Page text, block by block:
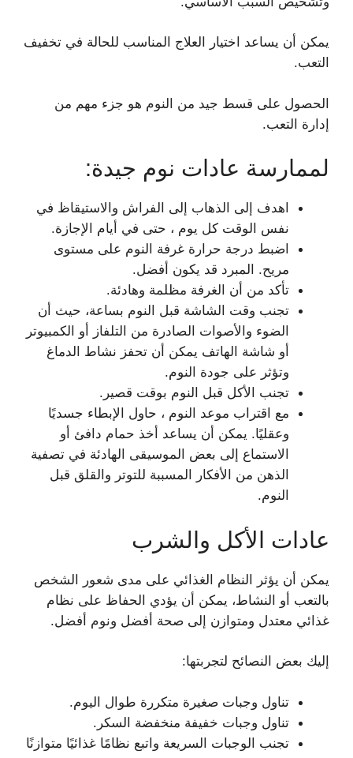
يمكن أن يساعد اختيار العلاج المناسب للحالة في تخفيف
التعب.
الحصول على قسط جيد من النوم هو جزء مهم من
إدارة التعب.
لممارسة عادات نوم جيدة:
اهدف إلى الذهاب إلى الفراش والاستيقاظ في
نفس الوقت كل يوم ، حتى في أيام الإجازة.
اضبط درجة حرارة غرفة النوم على مستوى
مريح. المبرد قد يكون أفضل.
تأكد من أن الغرفة مظلمة وهادئة.
تجنب وقت الشاشة قبل النوم بساعة، حيث أن
الضوء والأصوات الصادرة من التلفاز أو الكمبيوتر
أو شاشة الهاتف يمكن أن تحفز نشاط الدماغ
وتؤثر على جودة النوم.
تجنب الأكل قبل النوم بوقت قصير.
مع اقتراب موعد النوم ، حاول الإبطاء جسديًا
وعقليًا. يمكن أن يساعد أخذ حمام دافئ أو
الاستماع إلى بعض الموسيقى الهادئة في تصفية
الذهن من الأفكار المسببة للتوتر والقلق قبل
النوم.
عادات الأكل والشرب
يمكن أن يؤثر النظام الغذائي على مدى شعور الشخص
بالتعب أو النشاط، يمكن أن يؤدي الحفاظ على نظام
غذائي معتدل ومتوازن إلى صحة أفضل ونوم أفضل.
إليك بعض النصائح لتجربتها:
تناول وجبات صغيرة متكررة طوال اليوم.
تناول وجبات خفيفة منخفضة السكر.
تجنب الوجبات السريعة واتبع نظامًا غذائيًا متوازنًا